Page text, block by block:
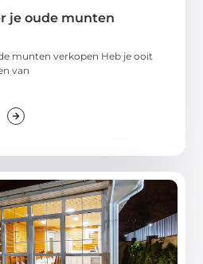
je oude munten
munten verkopen Heb je ooit
van